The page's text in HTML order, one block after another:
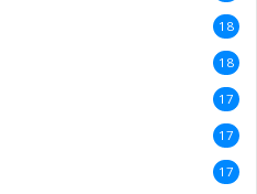
18
18
17
17
17